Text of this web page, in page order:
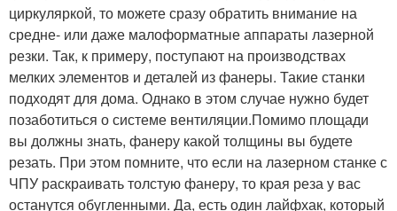
циркуляркой, то можете сразу обратить внимание на
средне- или даже малоформатные аппараты лазерной
резки. Так, к примеру, поступают на производствах
мелких элементов и деталей из фанеры. Такие станки
подходят для дома. Однако в этом случае нужно будет
позаботиться о системе вентиляции.Помимо площади
вы должны знать, фанеру какой толщины вы будете
резать. При этом помните, что если на лазерном станке с
ЧПУ раскраивать толстую фанеру, то края реза у вас
останутся обугленными. Да, есть один лайфхак, который